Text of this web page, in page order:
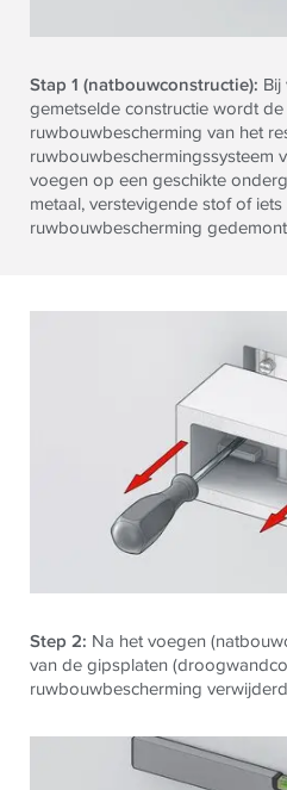
Stap 1 (natbouwconstructie):
gemetselde constructie wordt
ruwbouwbescherming van het
ruwbouwbeschermingssysteem
voegen op een geschikte
metaal, verstevigende stof of
ruwbouwbescherming
Step 2: Na het voegen
van de gipsplaten
ruwbouwbescherming